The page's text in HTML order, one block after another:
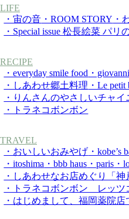
LIFE
・宙の音 ・ROOM STORY ・
・Special issue 松長絵菜 パリ
RECIPE
・everyday smile food ・
・しあわせ郷土料理 ・Le
・りんさんのやさしいチャイ
・トラネコボンボン
TRAVEL
・おいしいおみやげ ・kobe’s
・itoshima ・bbb haus ・paris ・
・しあわせなお店めぐり「神
・トラネコボンボン レッツ
・はじめまして、福岡薬院店